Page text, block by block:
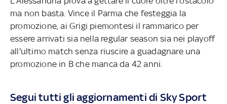
ma non basta. Vince il Parma che festeggia la
promozione, ai Grigi piemontesi il rammarico per
essere arrivati sia nella regular season sia nei playoff
all'ultimo match senza riuscire a guadagnare una
promozione in B che manca da 42 anni.
Segui tutti gli aggiornamenti di Sky Sport